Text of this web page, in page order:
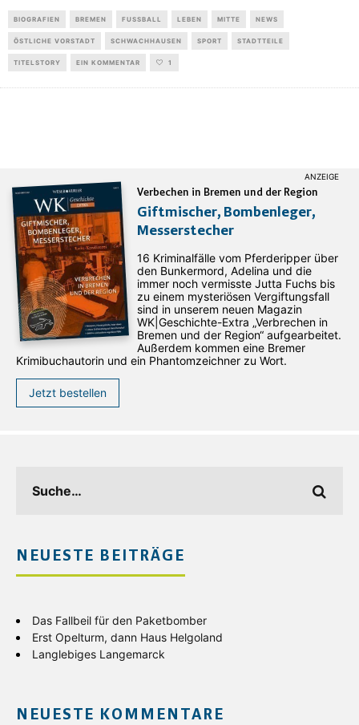
BIOGRAFIEN BREMEN FUSSBALL LEBEN MITTE NEWS
ÖSTLICHE VORSTADT SCHWACHHAUSEN SPORT STADTTEILE
TITELSTORY EIN KOMMENTAR 1
Verbechen in Bremen und der Region
Giftmischer, Bombenleger,
Messerstecher
16 Kriminalfälle vom Pferderipper über
den Bunkermord, Adelina und die
immer noch vermisste Jutta Fuchs bis
zu einem mysteriösen Vergiftungsfall
sind in unserem neuen Magazin
WK|Geschichte-Extra „Verbrechen in
Bremen und der Region“ aufgearbeitet.
Außerdem kommen eine Bremer
Krimibuchautorin und ein Phantomzeichner zu Wort.
Jetzt bestellen
NEUESTE BEITRÄGE
Das Fallbeil für den Paketbomber
Erst Opelturm, dann Haus Helgoland
Langlebiges Langemarck
NEUESTE KOMMENTARE